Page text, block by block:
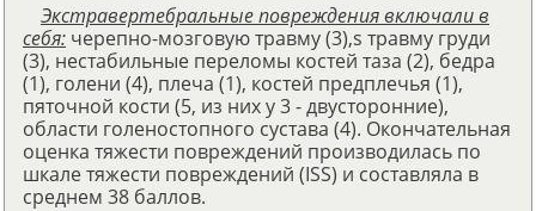
Экстравертебральные повреждения включали в
себя: черепно-мозговую травму (3),s травму груди
(3), нестабильные переломы костей таза (2), бедра
(1), голени (4), плеча (1), костей предплечья (1),
пяточной кости (5, из них у 3 - двусторонние),
области голеностопного сустава (4). Окончательная
оценка тяжести повреждений производилась по
шкале тяжести повреждений (ISS) и составляла в
среднем 38 баллов.